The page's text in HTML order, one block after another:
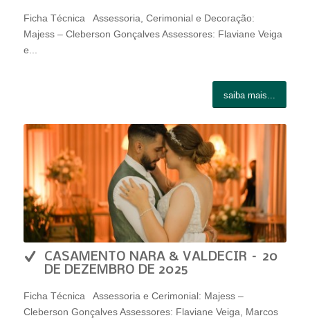
Ficha Técnica Assessoria, Cerimonial e Decoração:
Majess – Cleberson Gonçalves Assessores: Flaviane Veiga
e...
saiba mais...
CASAMENTO NARA & VALDECIR – 20
DE DEZEMBRO DE 2025
Ficha Técnica Assessoria e Cerimonial: Majess –
Cleberson Gonçalves Assessores: Flaviane Veiga, Marcos